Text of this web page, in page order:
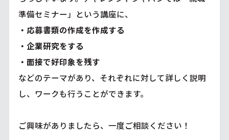
準備セミナー」という講座に、
・応募書類の作成を作成する
・企業研究をする
・面接で好印象を残す
などのテーマがあり、それぞれに対して詳しく説明
し、ワークも行うことができます。
ご興味がありましたら、一度ご相談ください！